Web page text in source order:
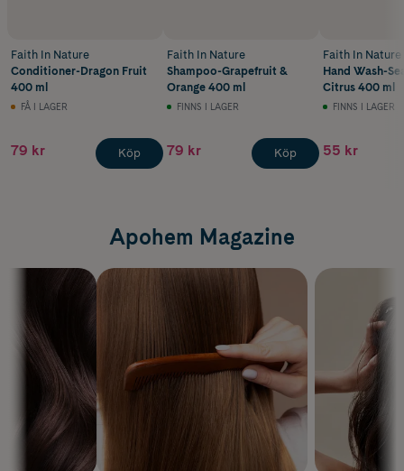
Faith In Nature
Conditioner-Dragon Fruit
400 ml
FÅ I LAGER
79 kr Köp
Faith In Nature
Shampoo-Grapefruit &
Orange 400 ml
FINNS I LAGER
79 kr Köp
Faith In Nature
Hand Wash-
Citrus 400 ml
FINNS I LAGER
55 kr
Apohem Magazine